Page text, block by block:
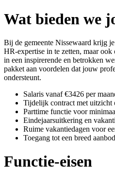
Wat bieden we
Bij de gemeente Nissewaard krijg
HR-expertise in te zetten, maar
in een inspirerende en betrokken
pakket aan voordelen dat jouw
ondersteunt.
Salaris vanaf €3426 per
Tijdelijk contract met uitzicht
Parttime functie voor
Eindejaarsuitkering en
Ruime vakantiedagen voor
Toegang tot een breed
Functie-eisen